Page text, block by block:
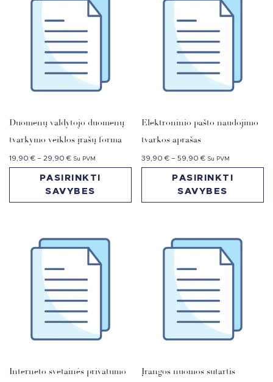
Duomenų valdytojo duomenų
tvarkymo veiklos įrašų forma
19,90€ – 29,90€ Su PVM
PASIRINKTI
SAVYBES
Elektroninio pašto naudojimo
tvarkos aprašas
39,90€ – 59,90€ Su PVM
PASIRINKTI
SAVYBES
Interneto svetainės privatumo
Įrangos nuomos sutartis